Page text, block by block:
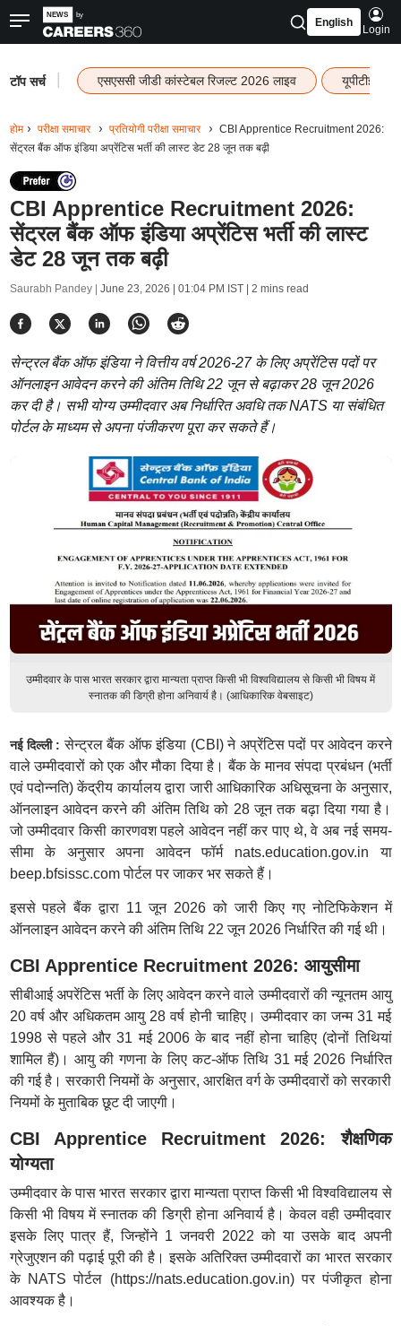
English
Login
टॉप सर्च एसएससी जीडी कांस्टेबल रिजल्ट 2026 लाइव यूपीटीईटी
होम परीक्षा समाचार प्रतियोगी परीक्षा समाचार
CBI Apprentice Recruitment 2026:
सेंट्रल बैंक ऑफ इंडिया अप्रेंटिस भर्ती की लास्ट डेट 28 जून तक बढ़ी
CBI Apprentice Recruitment 2026:
सेंट्रल बैंक ऑफ इंडिया अप्रेंटिस भर्ती की लास्ट
डेट 28 जून तक बढ़ी
Saurabh Pandey | June 23, 2026 | 01:04 PM IST| 2 mins read
सेन्ट्रल बैंक ऑफ इंडिया ने वित्तीय वर्ष 2026-27 के लिए अप्रेंटिस पदों पर
ऑनलाइन आवेदन करने की अंतिम तिथि 22 जून से बढ़ाकर 28 जून 2026
कर दी है। सभी योग्य उम्मीदवार अब निर्धारित अवधि तक NATS या संबंधित
पोर्टल के माध्यम से अपना पंजीकरण पूरा कर सकते हैं।
उम्मीदवार के पास भारत सरकार द्वारा मान्यता प्राप्त किसी भी विश्वविद्यालय से किसी भी विषय में
स्नातक की डिग्री होना अनिवार्य है। (आधिकारिक वेबसाइट)
नई दिल्ली : सेन्ट्रल बैंक ऑफ इंडिया (CBI) ने अप्रेंटिस पदों पर आवेदन करने
वाले उम्मीदवारों को एक और मौका दिया है। बैंक के मानव संपदा प्रबंधन (भर्ती
एवं पदोन्नति) केंद्रीय कार्यालय द्वारा जारी आधिकारिक अधिसूचना के अनुसार,
ऑनलाइन आवेदन करने की अंतिम तिथि को 28 जून तक बढ़ा दिया गया है।
जो उम्मीदवार किसी कारणवश पहले आवेदन नहीं कर पाए थे, वे अब नई समय-
सीमा के अनुसार अपना आवेदन फॉर्म nats.education.gov.in या
beep.bfsissc.com पोर्टल पर जाकर भर सकते हैं।
इससे पहले बैंक द्वारा 11 जून 2026 को जारी किए गए नोटिफिकेशन में
ऑनलाइन आवेदन करने की अंतिम तिथि 22 जून 2026 निर्धारित की गई थी।
CBI Apprentice Recruitment 2026: आयुसीमा
सीबीआई अपरेंटिस भर्ती के लिए आवेदन करने वाले उम्मीदवारों की न्यूनतम आयु
20 वर्ष और अधिकतम आयु 28 वर्ष होनी चाहिए। उम्मीदवार का जन्म 31 मई
1998 से पहले और 31 मई 2006 के बाद नहीं होना चाहिए (दोनों तिथियां
शामिल हैं)। आयु की गणना के लिए कट-ऑफ तिथि 31 मई 2026 निर्धारित
की गई है। सरकारी नियमों के अनुसार, आरक्षित वर्ग के उम्मीदवारों को सरकारी
नियमों के मुताबिक छूट दी जाएगी।
CBI Apprentice Recruitment 2026: शैक्षणिक
योग्यता
उम्मीदवार के पास भारत सरकार द्वारा मान्यता प्राप्त किसी भी विश्वविद्यालय से
किसी भी विषय में स्नातक की डिग्री होना अनिवार्य है। केवल वही उम्मीदवार
इसके लिए पात्र हैं, जिन्होंने 1 जनवरी 2022 को या उसके बाद अपनी
ग्रेजुएशन की पढ़ाई पूरी की है। इसके अतिरिक्त उम्मीदवारों का भारत सरकार
के NATS पोर्टल (https://nats.education.gov.in) पर पंजीकृत होना
आवश्यक है।